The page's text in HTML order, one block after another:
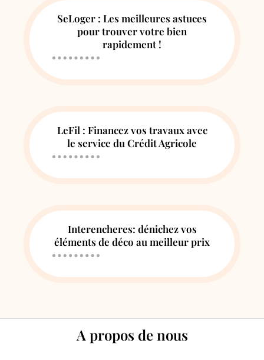
SeLoger : Les meilleures astuces
pour trouver votre bien
rapidement !
LeFil : Financez vos travaux avec
le service du Crédit Agricole
Interencheres: dénichez vos
éléments de déco au meilleur prix
A propos de nous